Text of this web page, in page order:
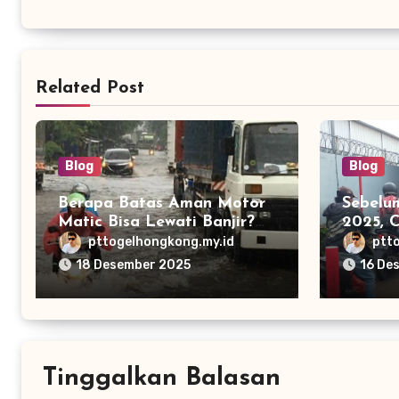
Related Post
Blog
Berapa Batas Aman Motor
Matic Bisa Lewati Banjir?
Awas Mogok
pttogelhongkong.my.id
18 Desember 2025
Blog
2025,
Vivo
16
Tinggalkan Balasan